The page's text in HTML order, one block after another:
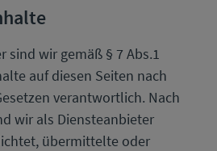
sind wir gemäß § 7 Abs.1
auf diesen Seiten nach
verantwortlich. Nach
wir als Diensteanbieter
übermittelte oder